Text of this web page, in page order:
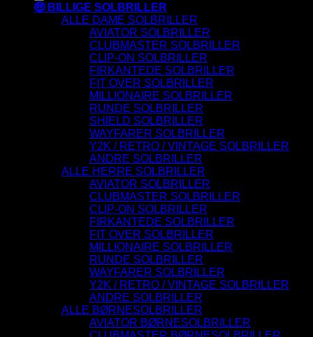
🤑 BILLIGE SOLBRILLER
ALLE DAME SOLBRILLER
AVIATOR SOLBRILLER
CLUBMASTER SOLBRILLER
CLIP-ON SOLBRILLER
FIRKANTEDE SOLBRILLER
FIT OVER SOLBRILLER
MILLIONAIRE SOLBRILLER
RUNDE SOLBRILLER
SHIELD SOLBRILLER
WAYFARER SOLBRILLER
Y2K / RETRO / VINTAGE SOLBRILLER
ANDRE SOLBRILLER
ALLE HERRE SOLBRILLER
AVIATOR SOLBRILLER
CLUBMASTER SOLBRILLER
CLIP-ON SOLBRILLER
FIRKANTEDE SOLBRILLER
FIT OVER SOLBRILLER
MILLIONAIRE SOLBRILLER
RUNDE SOLBRILLER
WAYFARER SOLBRILLER
Y2K / RETRO / VINTAGE SOLBRILLER
ANDRE SOLBRILLER
ALLE BØRNESOLBRILLER
AVIATOR BØRNESOLBRILLER